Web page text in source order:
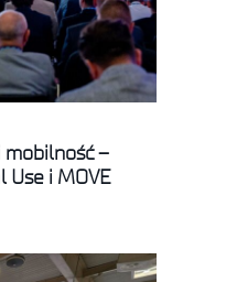
mobilność –
Use i MOVE